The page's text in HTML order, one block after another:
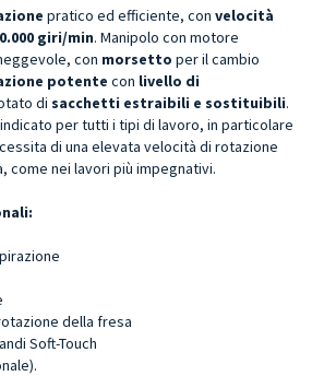
pratico ed efficiente, con velocità
giri/min. Manipolo con motore
con morsetto per il cambio
potente con livello di
di sacchetti estraibili e sostituibili.
per tutti i tipi di lavoro, in particolare
di una elevata velocità di rotazione
come nei lavori più impegnativi.
della fresa
Soft-Touch